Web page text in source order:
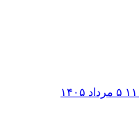
۵ مرداد ۱۴۰۵